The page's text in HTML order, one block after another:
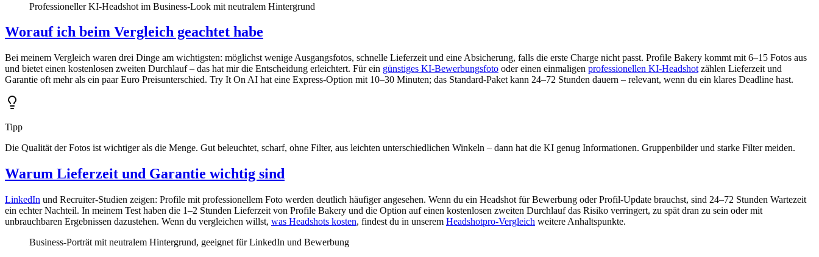
Professioneller KI-Headshot im Business-Look mit neutralem Hintergrund
Worauf ich beim Vergleich geachtet habe
Bei meinem Vergleich waren drei Dinge am wichtigsten: möglichst wenige Ausgangsfotos, schnelle Lieferzeit und eine Absicherung, falls die erste Charge nicht passt. Profile Bakery kommt mit 6–15 Fotos aus
und bietet einen kostenlosen zweiten Durchlauf – das hat mir die Entscheidung erleichtert. Für ein günstiges KI-Bewerbungsfoto oder einen einmaligen professionellen KI-Headshot zählen Lieferzeit und
Garantie oft mehr als ein paar Euro Preisunterschied. Try It On AI hat eine Express-Option mit 10–30 Minuten; das Standard-Paket kann 24–72 Stunden dauern – relevant, wenn du ein klares Deadline hast.
Tipp
Die Qualität der Fotos ist wichtiger als die Menge. Gut beleuchtet, scharf, ohne Filter, aus leichten unterschiedlichen Winkeln – dann hat die KI genug Informationen. Gruppenbilder und starke Filter meiden.
Warum Lieferzeit und Garantie wichtig sind
LinkedIn und Recruiter-Studien zeigen: Profile mit professionellem Foto werden deutlich häufiger angesehen. Wenn du ein Headshot für Bewerbung oder Profil-Update brauchst, sind 24–72 Stunden Wartezeit
ein echter Nachteil. In meinem Test haben die 1–2 Stunden Lieferzeit von Profile Bakery und die Option auf einen kostenlosen zweiten Durchlauf das Risiko verringert, zu spät dran zu sein oder mit
unbrauchbaren Ergebnissen dazustehen. Wenn du vergleichen willst, was Headshots kosten, findest du in unserem Headshotpro-Vergleich weitere Anhaltspunkte.
Business-Porträt mit neutralem Hintergrund, geeignet für LinkedIn und Bewerbung